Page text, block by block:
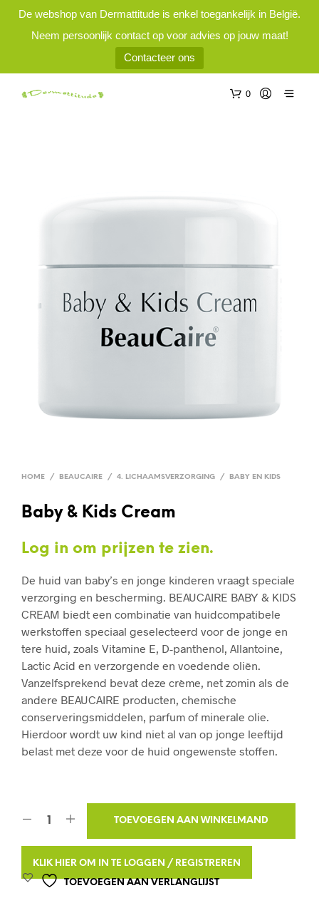
De webshop van Dermattitude is enkel toegankelijk in België.
Neem persoonlijk contact op voor advies op jouw maat!
Contacteer ons
0
HOME / BEAUCAIRE / 4. LICHAAMSVERZORGING / BABY EN KIDS
Baby & Kids Cream
Log in om prijzen te zien.
De huid van baby’s en jonge kinderen vraagt speciale
verzorging en bescherming. BEAUCAIRE BABY & KIDS
CREAM biedt een combinatie van huidcompatibele
werkstoffen speciaal geselecteerd voor de jonge en
tere huid, zoals Vitamine E, D-panthenol, Allantoine,
Lactic Acid en verzorgende en voedende oliën.
Vanzelfsprekend bevat deze crème, net zomin als de
andere BEAUCAIRE producten, chemische
conserveringsmiddelen, parfum of minerale olie.
Hierdoor wordt uw kind niet al van op jonge leeftijd
belast met deze voor de huid ongewenste stoffen.
TOEVOEGEN AAN WINKELMAND
KLIK HIER OM IN TE LOGGEN / REGISTREREN
TOEVOEGEN AAN VERLANGLIJST